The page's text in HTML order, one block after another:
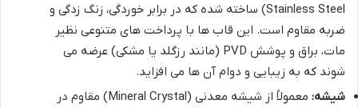
Stainless Steel) ساخته شده که در برابر خوردگی، زنگ زدگی و
ضربه مقاوم است. این قاب ها با پرداخت های متنوعی نظیر
مات، براق و پوشش PVD (مانند رزگلد یا مشکی) عرضه می
شوند که به زیبایی و دوام آن ها می افزاید.
شیشه:
معمولاً از شیشه معدنی (Mineral Crystal) مقاوم در